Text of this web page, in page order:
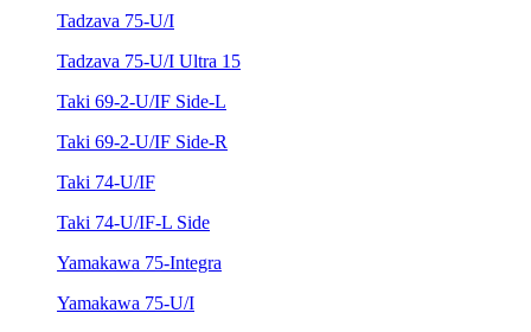
Tadzava 75-U/I
Tadzava 75-U/I Ultra 15
Taki 69-2-U/IF Side-L
Taki 69-2-U/IF Side-R
Taki 74-U/IF
Taki 74-U/IF-L Side
Yamakawa 75-Integra
Yamakawa 75-U/I